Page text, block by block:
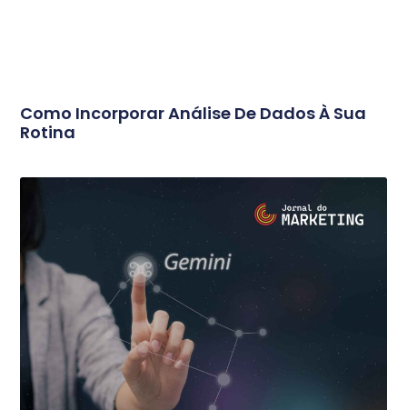
Como Incorporar Análise De Dados À Sua
Rotina